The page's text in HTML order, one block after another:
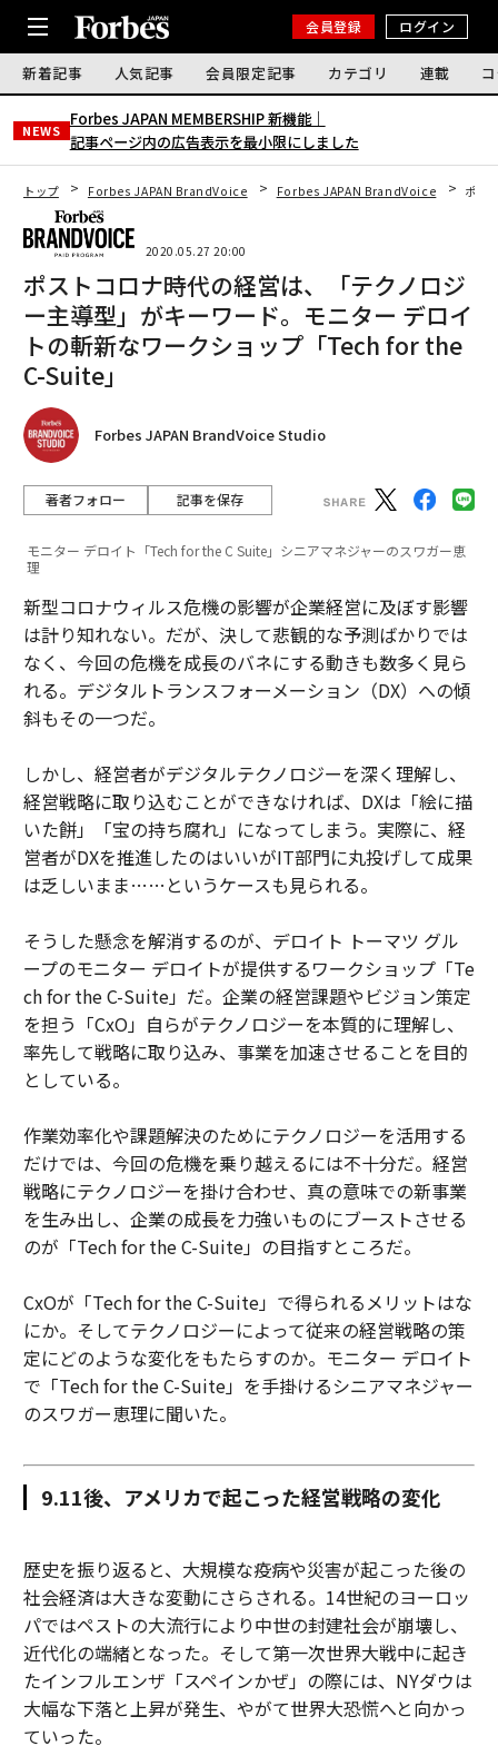
会員登録 ログイン
新着記事 人気記事 会員限定記事 カテゴリ 連載
NEWS
Forbes JAPAN MEMBERSHIP 新機能｜
記事ページ内の広告表示を最小限にしました
トップ Forbes JAPAN BrandVoice Forbes JAPAN BrandVoice ポス
2020.05.27 20:00
ポストコロナ時代の経営は、「テクノロジ
ー主導型」がキーワード。モニター デロイ
トの斬新なワークショップ「Tech for the
C-Suite」
Forbes JAPAN BrandVoice Studio
著者フォロー 記事を保存
モニター デロイト「Tech for the C Suite」シニアマネジャーのスワガー恵
理
新型コロナウィルス危機の影響が企業経営に及ぼす影響
は計り知れない。だが、決して悲観的な予測ばかりでは
なく、今回の危機を成長のバネにする動きも数多く見ら
れる。デジタルトランスフォーメーション（DX）への傾
斜もその一つだ。
しかし、経営者がデジタルテクノロジーを深く理解し、
経営戦略に取り込むことができなければ、DXは「絵に描
いた餅」「宝の持ち腐れ」になってしまう。実際に、経
営者がDXを推進したのはいいがIT部門に丸投げして成果
は乏しいまま……というケースも見られる。
そうした懸念を解消するのが、デロイト トーマツ グル
ープのモニター デロイトが提供するワークショップ「Te
ch for the C-Suite」だ。企業の経営課題やビジョン策定
を担う「CxO」自らがテクノロジーを本質的に理解し、
率先して戦略に取り込み、事業を加速させることを目的
としている。
作業効率化や課題解決のためにテクノロジーを活用する
だけでは、今回の危機を乗り越えるには不十分だ。経営
戦略にテクノロジーを掛け合わせ、真の意味での新事業
を生み出し、企業の成長を力強いものにブーストさせる
のが「Tech for the C-Suite」の目指すところだ。
CxOが「Tech for the C-Suite」で得られるメリットはな
にか。そしてテクノロジーによって従来の経営戦略の策
定にどのような変化をもたらすのか。モニター デロイト
で「Tech for the C-Suite」を手掛けるシニアマネジャー
のスワガー恵理に聞いた。
9.11後、アメリカで起こった経営戦略の変化
歴史を振り返ると、大規模な疫病や災害が起こった後の
社会経済は大きな変動にさらされる。14世紀のヨーロッ
パではペストの大流行により中世の封建社会が崩壊し、
近代化の端緒となった。そして第一次世界大戦中に起き
たインフルエンザ「スペインかぜ」の際には、NYダウは
大幅な下落と上昇が発生、やがて世界大恐慌へと向かっ
ていった。